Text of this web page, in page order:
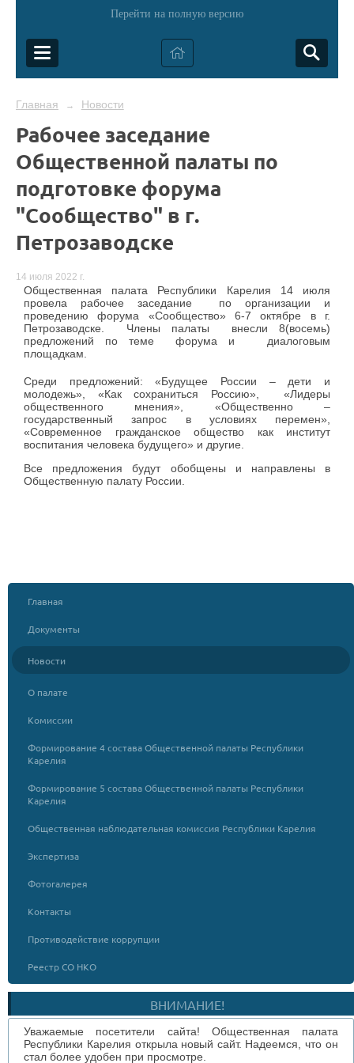
Перейти на полную версию
Главная → Новости
Рабочее заседание
Общественной палаты по
подготовке форума
"Сообщество" в г.
Петрозаводске
14 июля 2022 г.
Общественная палата Республики Карелия 14 июля
провела рабочее заседание по организации и
проведению форума «Сообщество» 6-7 октябре в г.
Петрозаводске. Члены палаты внесли 8(восемь)
предложений по теме форума и диалоговым
площадкам.
Среди предложений: «Будущее России – дети и
молодежь», «Как сохраниться Россию», «Лидеры
общественного мнения», «Общественно –
государственный запрос в условиях перемен»,
«Современное гражданское общество как институт
воспитания человека будущего» и другие.
Все предложения будут обобщены и направлены в
Общественную палату России.
Главная
Документы
Новости
О палате
Комиссии
Формирование 4 состава Общественной палаты Республики
Карелия
Формирование 5 состава Общественной палаты Республики
Карелия
Общественная наблюдательная комиссия Республики Карелия
Экспертиза
Фотогалерея
Контакты
Противодействие коррупции
Реестр СО НКО
ВНИМАНИЕ!
Уважаемые посетители сайта! Общественная палата
Республики Карелия открыла новый сайт. Надеемся, что он
стал более удобен при просмотре.